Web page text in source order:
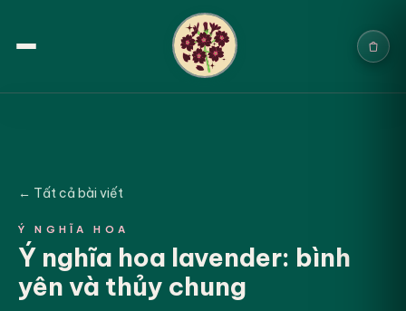
Blogs
Chính sách
← Tất cả bài viết
Ý NGHĨA HOA
Ý nghĩa hoa lavender: bình
yên và thủy chung